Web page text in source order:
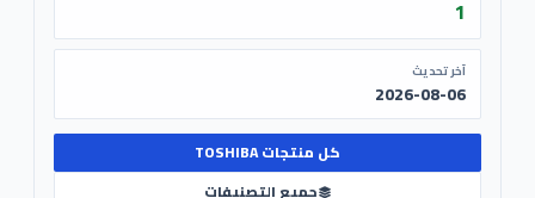
1
آخر تحديث
2026-08-06
كل منتجات TOSHIBA
جميع التصنيفات